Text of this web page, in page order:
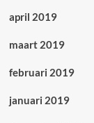
april 2019
maart 2019
februari 2019
januari 2019